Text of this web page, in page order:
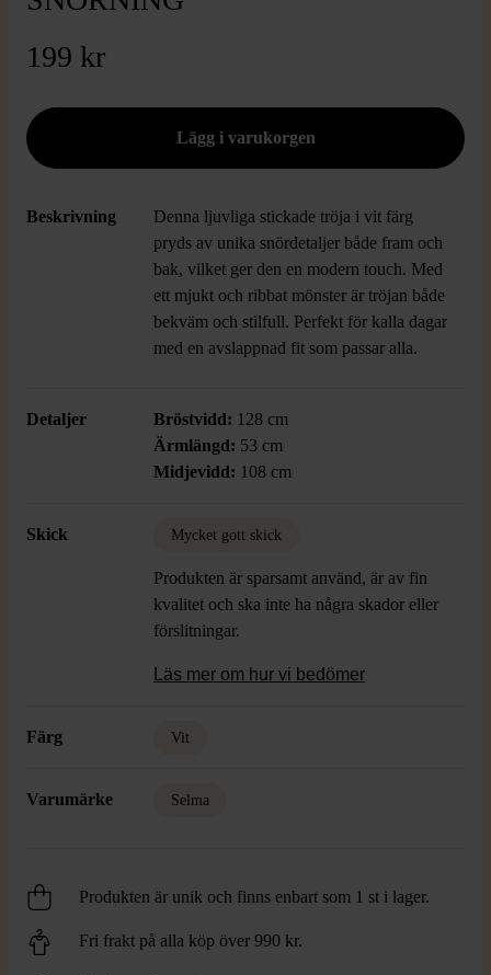
199 kr
Beskrivning
Denna ljuvliga stickade tröja i vit färg
pryds av unika snördetaljer både fram och
bak, vilket ger den en modern touch. Med
ett mjukt och ribbat mönster är tröjan både
bekväm och stilfull. Perfekt för kalla dagar
med en avslappnad fit som passar alla.
Detaljer Bröstvidd: 128 cm
Ärmlängd: 53 cm
Midjevidd: 108 cm
Skick Mycket gott skick
Produkten är sparsamt använd, är av fin
kvalitet och ska inte ha några skador eller
förslitningar.
Läs mer om hur vi bedömer
Färg Vit
Varumärke Selma
Produkten är unik och finns enbart som 1 st i lager.
Fri frakt på alla köp över 990 kr.